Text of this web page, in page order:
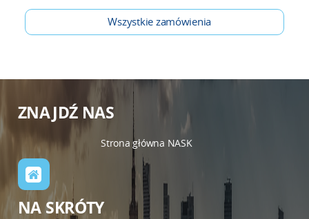
Wszystkie zamówienia
ZNAJDŹ NAS
Strona główna NASK
NA SKRÓTY